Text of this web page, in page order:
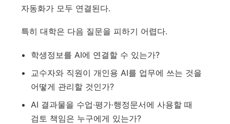
자동화가 모두 연결된다.
특히 대학은 다음 질문을 피하기 어렵다.
학생정보를 AI에 연결할 수 있는가?
교수자와 직원이 개인용 AI를 업무에 쓰는 것을
어떻게 관리할 것인가?
AI 결과물을 수업·평가·행정문서에 사용할 때
검토 책임은 누구에게 있는가?